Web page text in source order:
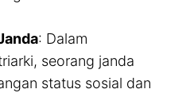
: Dalam
seorang janda
status sosial dan